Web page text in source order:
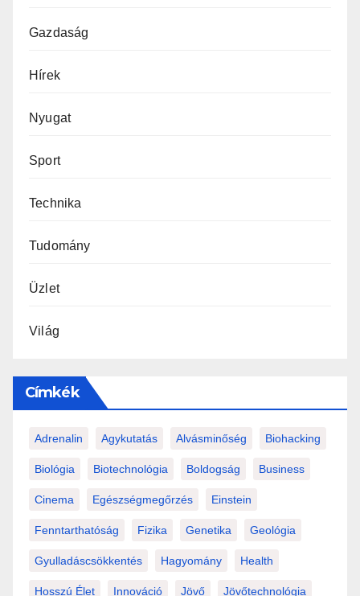
Gazdaság
Hírek
Nyugat
Sport
Technika
Tudomány
Üzlet
Világ
Címkék
Adrenalin Agykutatás Alvásminőség Biohacking
Biológia Biotechnológia Boldogság Business
Cinema Egészségmegőrzés Einstein
Fenntarthatóság Fizika Genetika Geológia
Gyulladáscsökkentés Hagyomány Health
Hosszú Élet Innováció Jövő Jövőtechnológia